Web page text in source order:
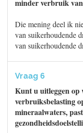
minder verbruik
Die mening deel ik
van suikerhoudende
van suikerhoudende
Vraag 6
Kunt u uitleggen op
verbruiksbelasting
mineraalwaters,